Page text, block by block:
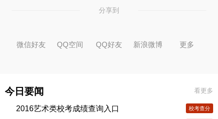
分享到
微信好友 QQ空间 QQ好友 新浪微博 更多
看更多
今日要闻
校考查分
2016艺术类校考成绩查询入口